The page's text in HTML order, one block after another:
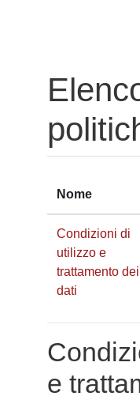
Nome
Condizioni di
utilizzo e
trattamento dei
dati
e